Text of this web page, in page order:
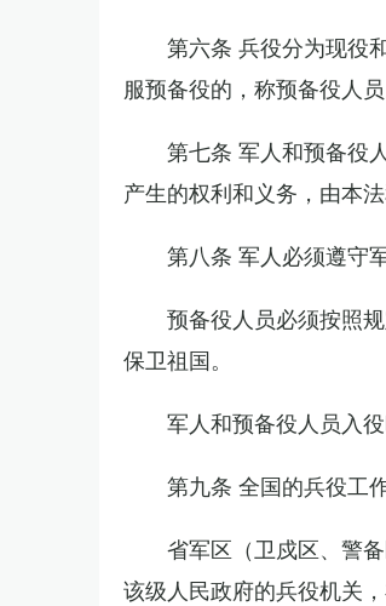
第六条 兵役分为现役
服预备役的，称预备役人员
第七条 军人和预备役
产生的权利和义务，由本
第八条 军人必须遵守
预备役人员必须按照
保卫祖国。
军人和预备役人员入
第九条 全国的兵役工
省军区（卫戍区、警
该级人民政府的兵役机关